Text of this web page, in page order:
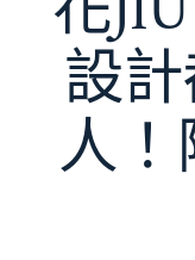
設
人